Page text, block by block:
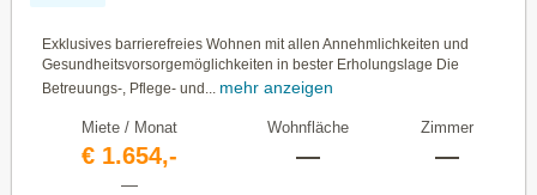
Exklusives barrierefreies Wohnen mit allen Annehmlichkeiten und
Gesundheitsvorsorgemöglichkeiten in bester Erholungslage Die
Betreuungs-, Pflege- und... mehr anzeigen
Miete / Monat
€ 1.654,-
—
Wohnfläche
—
Zimmer
—